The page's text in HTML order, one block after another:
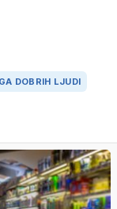
DOBRIH LJUDI